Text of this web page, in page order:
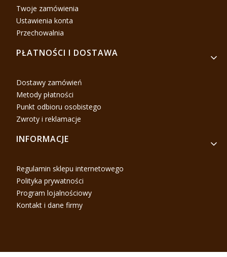
Twoje zamówienia
Ustawienia konta
Przechowalnia
PŁATNOŚCI I DOSTAWA
Dostawy zamówień
Metody płatności
Punkt odbioru osobistego
Zwroty i reklamacje
INFORMACJE
Regulamin sklepu internetowego
Polityka prywatności
Program lojalnościowy
Kontakt i dane firmy